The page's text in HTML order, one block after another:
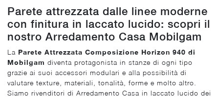
Parete attrezzata dalle linee moderne
con finitura in laccato lucido: scopri il
nostro Arredamento Casa Mobilgam
La Parete Attrezzata Composizione Horizon 940 di
Mobilgam diventa protagonista in stanze di ogni tipo
grazie ai suoi accessori modulari e alla possibilità di
valutare texture, materiali, tonalità, forme e molto altro.
Siamo rivenditori di Arredamento Casa in laccato lucido dei